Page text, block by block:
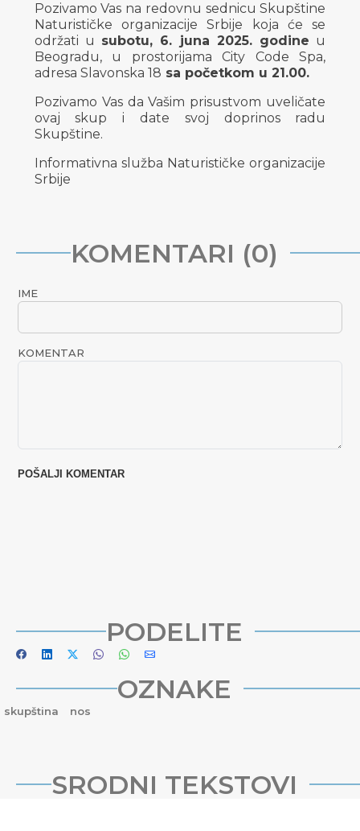
Pozivamo Vas na redovnu sednicu Skupštine
Naturističke organizacije Srbije koja će se
održati u subotu, 6. juna 2025. godine u
Beogradu, u prostorijama City Code Spa,
adresa Slavonska 18 sa početkom u 21.00.
Pozivamo Vas da Vašim prisustvom uveličate
ovaj skup i date svoj doprinos radu
Skupštine.
Informativna služba Naturističke organizacije
Srbije
KOMENTARI (0)
IME
KOMENTAR
PODELITE
OZNAKE
skupština nos
SRODNI TEKSTOVI